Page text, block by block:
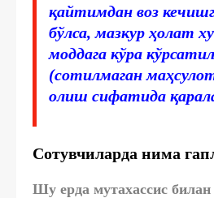
қайтимдан воз
бўлса, мазкур ҳолат
моддага кўра
(сотилмаган
олиш сифатида
Сотувчиларда нима
Шу ерда мутахассис билан